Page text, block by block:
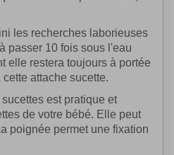
les recherches laborieuses
passer 10 fois sous l'eau
elle restera toujours à portée
attache sucette.
est pratique et
de votre bébé. Elle peut
poignée permet une fixation